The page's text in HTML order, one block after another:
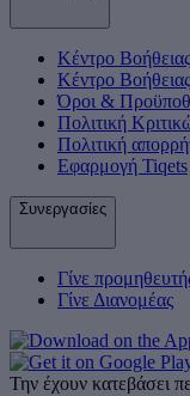
Κέντρο Βοήθειας
Κέντρο
Όροι &
Πολιτική
Πολιτική
Εφαρμογή Tiqets
Συνεργασίες
Γίνε
Γίνε Διανομέας
Την έχουν κατεβάσει